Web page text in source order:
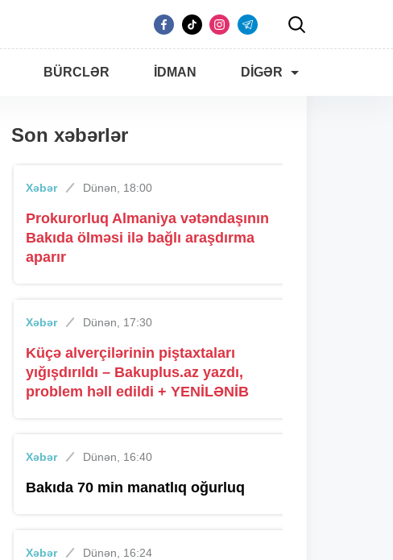
BÜRCLƏR İDMAN DIGƏR
Son xəbərlər
Xəbər Dünən, 18:00
Prokurorluq Almaniya vətəndaşının
Bakıda ölməsi ilə bağlı araşdırma
aparır
Xəbər Dünən, 17:30
Küçə alverçilərinin piştaxtaları
yığışdırıldı – Bakuplus.az yazdı,
problem həll edildi + YENİLƏNİB
Xəbər Dünən, 16:40
Bakıda 70 min manatlıq oğurluq
Xəbər Dünən, 16:24